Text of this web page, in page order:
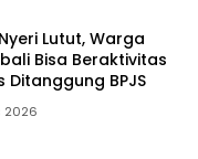
Lutut, Warga
Bisa Beraktivitas
Ditanggung BPJS
2026